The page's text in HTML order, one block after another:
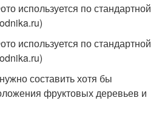
используется по стандартной
используется по стандартной
составить хотя бы
фруктовых деревьев и